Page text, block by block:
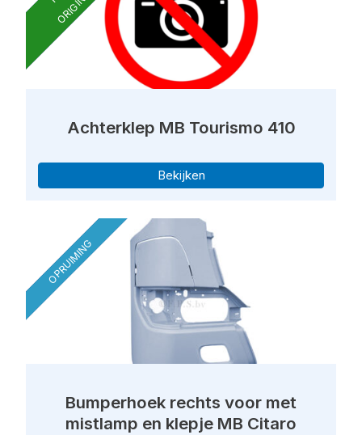
Achterklep MB Tourismo 410
Bekijken
OPRUIMING
Bumperhoek rechts voor met
mistlamp en klepje MB Citaro